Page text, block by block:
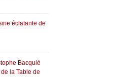
éclatante de
Bacquié
la Table de